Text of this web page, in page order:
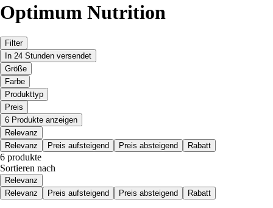
Optimum Nutrition
Filter
In 24 Stunden versendet
Größe
Farbe
Produkttyp
Preis
6 Produkte anzeigen
Relevanz
Relevanz
Preis aufsteigend Preis absteigend Rabatt
6 produkte
Sortieren nach
Relevanz
Relevanz
Preis aufsteigend Preis absteigend Rabatt